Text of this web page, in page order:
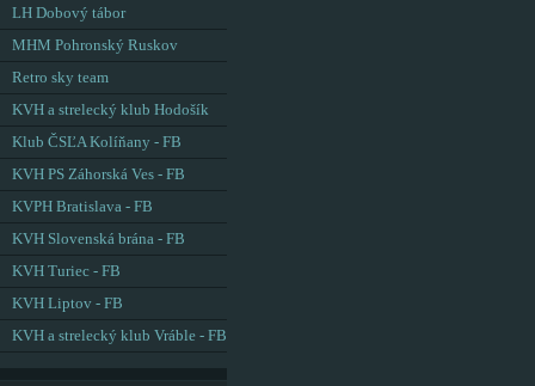
LH Dobový tábor
MHM Pohronský Ruskov
Retro sky team
KVH a strelecký klub Hodošík
Klub ČSĽA Kolíňany - FB
KVH PS Záhorská Ves - FB
KVPH Bratislava - FB
KVH Slovenská brána - FB
KVH Turiec - FB
KVH Liptov - FB
KVH a strelecký klub Vráble - FB